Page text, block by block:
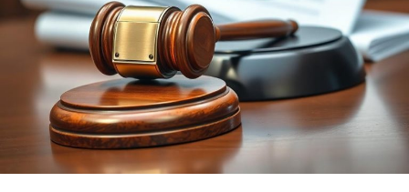
Critica judecătorului merge mai adânc, speculând asupra
rădăcinilor psihologice ale comportamentului lui Ilie
Bolojan. Malaliu sugerează că austeritatea „de tip Birtin”
pe care acesta o impune societății ar putea proveni
dintr-o copilărie marcată de lipsuri, care a generat o
„cărpănoșenie demnă de Hagi Tudose”. Această
mentalitate de a strânge la chimir fiecare „creițar” este
văzută ca un obstacol major în calea dezvoltării.